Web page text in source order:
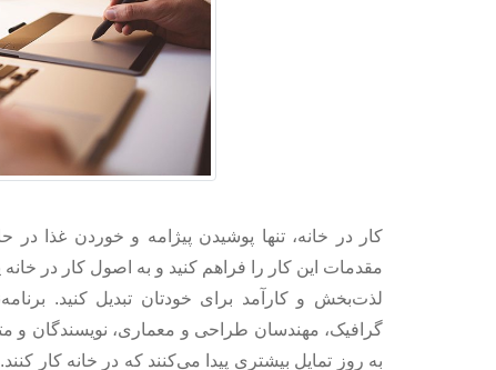
کار در خانه، تنها پوشیدن پیژامه و خوردن غذا
مقدمات این کار را فراهم کنید و به اصول کار در خانه
لذت‌بخش و کارآمد برای خودتان تبدیل کنید.
گرافیک، مهندسان طراحی و معماری، نویسندگان و
به روز تمایل بیشتری پیدا می‌کنند که در خانه کار